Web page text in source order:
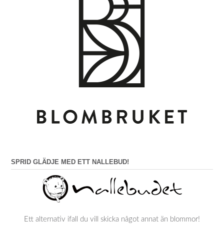
SPRID GLÄDJE MED ETT NALLEBUD!
Ett alternativ ifall du vill skicka något annat än blommor!